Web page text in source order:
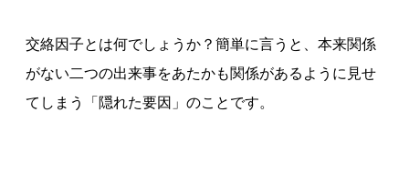
交絡因子とは何でしょうか？簡単に言うと、本来関係
がない二つの出来事をあたかも関係があるように見せ
てしまう「隠れた要因」のことです。